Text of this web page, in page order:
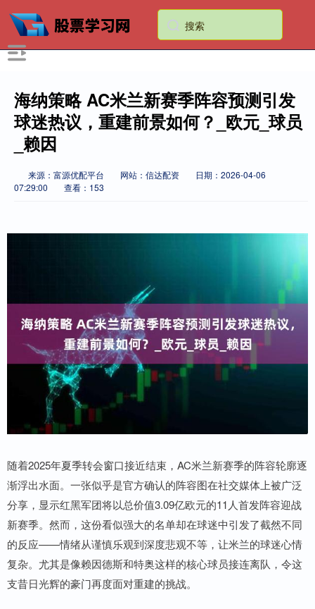
海纳策略 AC米兰新赛季阵容预测引发
球迷热议，重建前景如何？_欧元_球员
_赖因
来源：富源优配平台 网站：信达配资
日期：2026-04-06
07:29:00
查看：153
随着2025年夏季转会窗口接近结束，AC米兰新赛季的阵容轮廓逐
渐浮出水面。一张似乎是官方确认的阵容图在社交媒体上被广泛
分享，显示红黑军团将以总价值3.09亿欧元的11人首发阵容迎战
新赛季。然而，这份看似强大的名单却在球迷中引发了截然不同
的反应——情绪从谨慎乐观到深度悲观不等，让米兰的球迷心情
复杂。尤其是像赖因德斯和特奥这样的核心球员接连离队，令这
支昔日光辉的豪门再度面对重建的挑战。